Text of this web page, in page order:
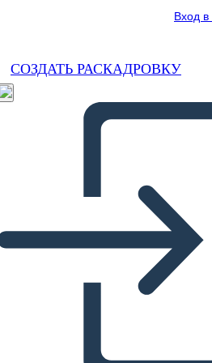
Вход
СОЗДАТЬ РАСКАДРОВКУ